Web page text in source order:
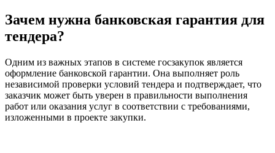
Зачем нужна банковская гарантия для
тендера?
Одним из важных этапов в системе госзакупок является
оформление банковской гарантии. Она выполняет роль
независимой проверки условий тендера и подтверждает, что
заказчик может быть уверен в правильности выполнения
работ или оказания услуг в соответствии с требованиями,
изложенными в проекте закупки.